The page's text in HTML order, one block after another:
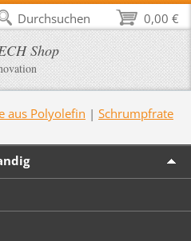
Shop
aus Polyolefin | Schrumpfrate
0,00 €
Durchsuchen